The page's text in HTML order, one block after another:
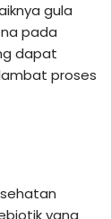
gula
pada
dapat
proses
yang